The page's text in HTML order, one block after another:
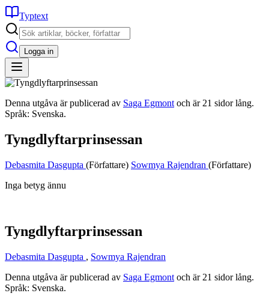
Typtext
Logga in
Denna utgåva är publicerad av Saga Egmont och är 21 sidor lång.
Språk: Svenska.
Tyngdlyftarprinsessan
Debasmita Dasgupta (Författare) Sowmya Rajendran (Författare)
Inga betyg ännu
Tyngdlyftarprinsessan
Debasmita Dasgupta , Sowmya Rajendran
Denna utgåva är publicerad av Saga Egmont och är 21 sidor lång.
Språk: Svenska.